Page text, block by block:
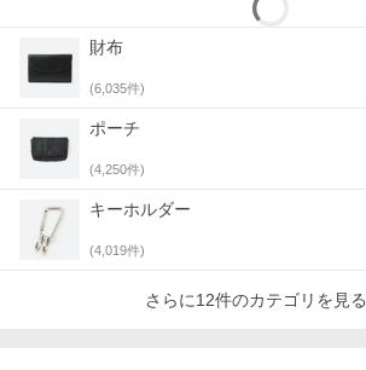
財布
(6,035件)
ポーチ
(4,250件)
キーホルダー
(4,019件)
さらに12件のカテゴリを見る